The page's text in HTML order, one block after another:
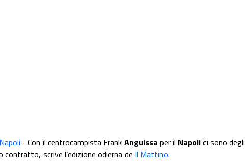
- Con il centrocampista FrankAnguissa per il Napolici sono degli
contratto, scrive l’edizione odierna de Il Mattino.